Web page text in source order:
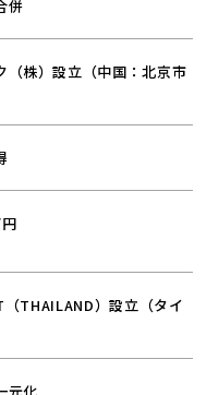
併
（株）設立（中国：北京市
（THAILAND）設立（タイ